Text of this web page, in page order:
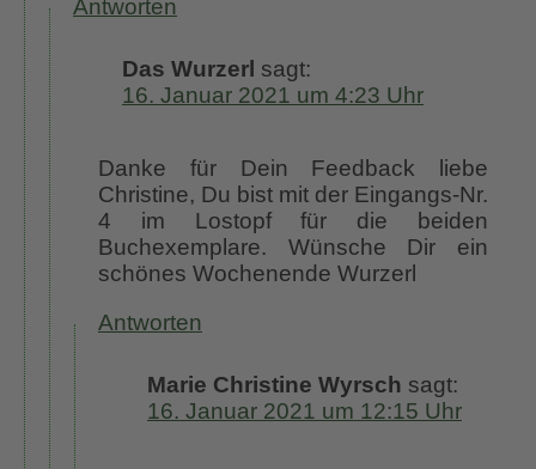
Antworten
Das Wurzerl sagt:
16. Januar 2021 um 4:23 Uhr
Danke für Dein Feedback liebe
Christine, Du bist mit der Eingangs-Nr.
4 im Lostopf für die beiden
Buchexemplare. Wünsche Dir ein
schönes Wochenende Wurzerl
Antworten
Marie Christine Wyrsch sagt:
16. Januar 2021 um 12:15 Uhr